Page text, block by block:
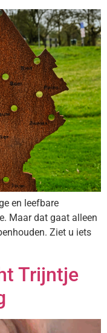
en leefbare
Maar dat gaat alleen
Ziet u iets
Trijntje